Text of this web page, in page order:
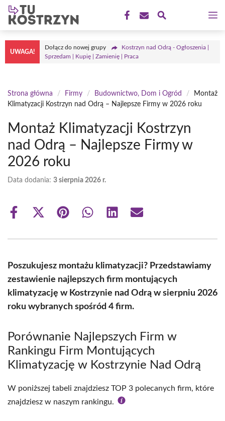
Przejdź
treści
UWAGA!
Dołącz do nowej grupy
Kostrzyn nad Odrą - Ogłoszenia |
Sprzedam | Kupię | Zamienię | Praca
Strona główna / Firmy / Budownictwo, Dom i Ogród /
Montaż
Klimatyzacji Kostrzyn nad Odrą – Najlepsze Firmy w 2026 roku
Montaż Klimatyzacji Kostrzyn
nad Odrą – Najlepsze Firmy w
2026 roku
Data dodania: 3 sierpnia 2026 r.
Share
Share
(Twitter)
Share Share Share Share
Poszukujesz montażu klimatyzacji? Przedstawiamy
zestawienie najlepszych firm montujących
klimatyzację w Kostrzynie nad Odrą w sierpniu 2026
roku wybranych spośród 4 firm.
Porównanie Najlepszych Firm w
Rankingu Firm Montujących
Klimatyzację w Kostrzynie Nad Odrą
W poniższej tabeli znajdziesz TOP 3 polecanych firm, które
znajdziesz w naszym rankingu.